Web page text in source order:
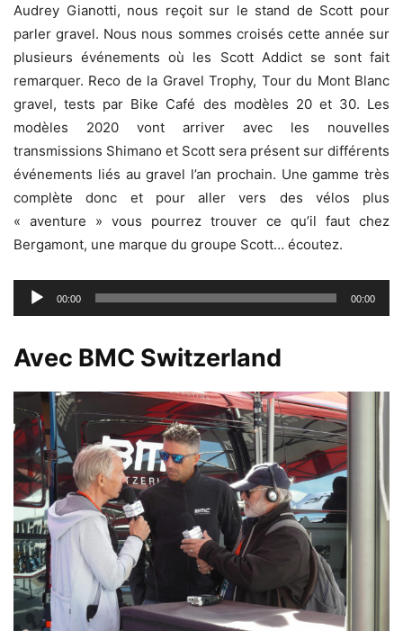
Audrey Gianotti, nous reçoit sur le stand de Scott pour
parler gravel. Nous nous sommes croisés cette année sur
plusieurs événements où les Scott Addict se sont fait
remarquer. Reco de la Gravel Trophy, Tour du Mont Blanc
gravel, tests par Bike Café des modèles 20 et 30. Les
modèles 2020 vont arriver avec les nouvelles
transmissions Shimano et Scott sera présent sur différents
événements liés au gravel l’an prochain. Une gamme très
complète donc et pour aller vers des vélos plus
« aventure » vous pourrez trouver ce qu’il faut chez
Bergamont, une marque du groupe Scott… écoutez.
Lecteur
audio
00:00 00:00
Avec BMC Switzerland